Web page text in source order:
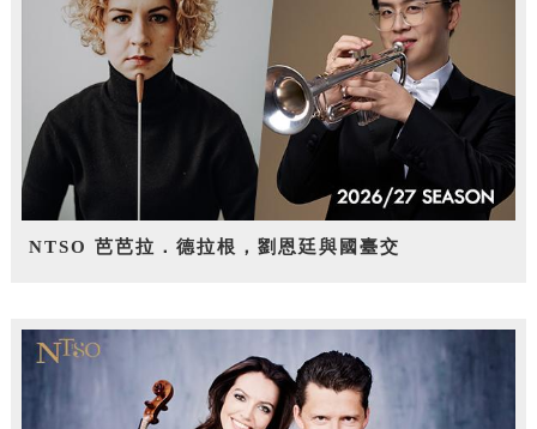
NTSO 芭芭拉．德拉根，劉恩廷與國臺交